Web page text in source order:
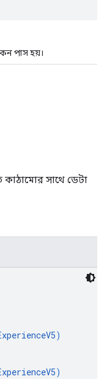
পাস হয়।
কাঠামোর সাথে ডেটা
)
)